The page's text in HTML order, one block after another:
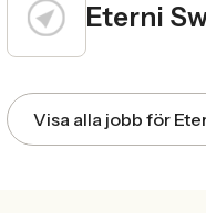
Eterni
Visa alla jobb för